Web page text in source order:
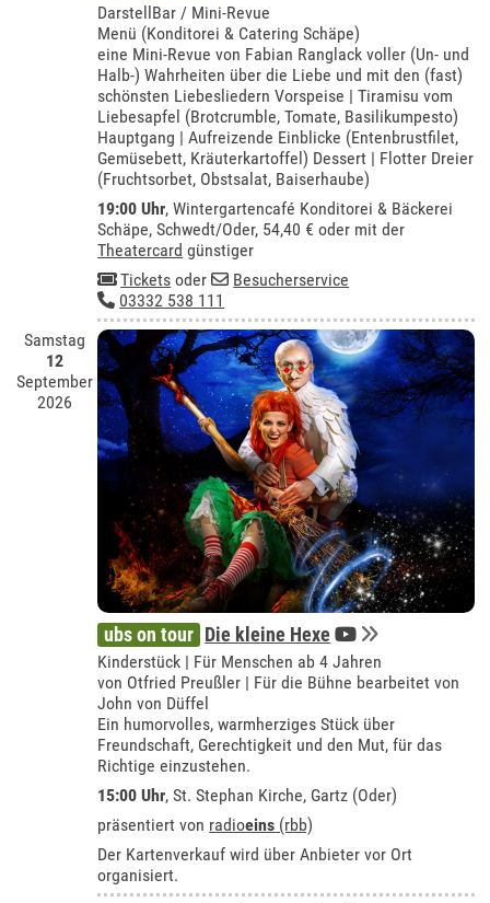
DarstellBar / Mini-Revue
Menü (Konditorei & Catering Schäpe)
eine Mini-Revue von Fabian Ranglack voller (Un- und
Halb-) Wahrheiten über die Liebe und mit den (fast)
schönsten Liebesliedern Vorspeise | Tiramisu vom
Liebesapfel (Brotcrumble, Tomate, Basilikumpesto)
Hauptgang | Aufreizende Einblicke (Entenbrustfilet,
Gemüsebett, Kräuterkartoffel) Dessert | Flotter Dreier
(Fruchtsorbet, Obstsalat, Baiserhaube)
19:00 Uhr,Wintergartencafé Konditorei & Bäckerei
Schäpe, Schwedt/Oder, 54,40 € oder mit der
Theatercard günstiger
Tickets oder
Besucherservice
03332 538 111
Samstag
12
September
2026
ubs on tour Die kleine Hexe
Kinderstück | Für Menschen ab 4 Jahren
von Otfried Preußler | Für die Bühne bearbeitet von
John von Düffel
Ein humorvolles, warmherziges Stück über
Freundschaft, Gerechtigkeit und den Mut, für das
Richtige einzustehen.
15:00 Uhr, St. Stephan Kirche, Gartz (Oder)
präsentiert von radioeins (rbb)
Der Kartenverkauf wird über Anbieter vor Ort
organisiert.